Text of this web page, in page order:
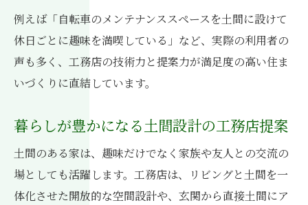
例えば「自転車のメンテナンススペースを土間に設けて
休日ごとに趣味を満喫している」など、実際の利用者の
声も多く、工務店の技術力と提案力が満足度の高い住ま
いづくりに直結しています。
暮らしが豊かになる土間設計の工務店提案
土間のある家は、趣味だけでなく家族や友人との交流の
場としても活躍します。工務店は、リビングと土間を一
体化させた開放的な空間設計や、玄関から直接土間にア